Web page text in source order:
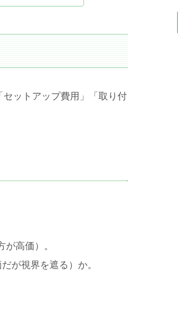
ットアップ費用」「取り付
高価）。
だが視界を遮る）か。